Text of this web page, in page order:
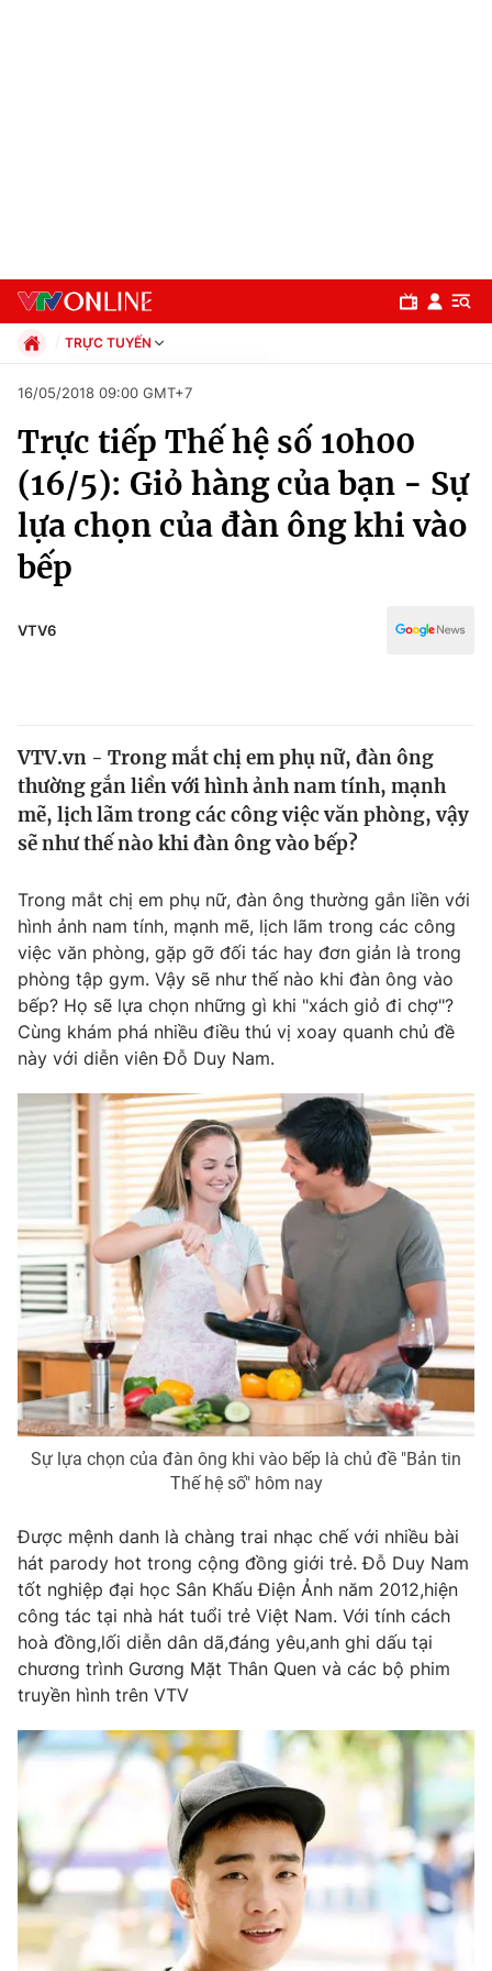
Chuyên mục
Chính trị
Xã hội
Pháp luật
Thế giới
Tin tức
Thế giới đó đây
Câu chuyện quốc tế
Kinh tế
Thị trường
Góc doanh nghiệp
Truyền hình
Phim VTV
Hậu trường
Khán giả
Giải sao mai
Giải trí
Điện ảnh
Âm nhạc
Đời sống
Du lịch
Làm đẹp
Chất lượng cuộc sống
Giáo dục
Tuyển sinh
Học trực tuyến
Công nghệ
Hitech Công nghệ tương lai
Sản phẩm
Thị trường
Tư vấn
Giao lưu trực tuyến
Lịch phát sóng
Chuyên mục khác
Emagazine Podcast
Video Shorts video
VTV Money VTV Thể thao
VTV Sức khoẻ
Thị trường 24h Tấm lòng Việt
VTV4 Vươn mình bằng AI
VTV9 VTV8
Liên hệ tòa soạn English
TRỰC TUYẾN
Xã hội
Pháp luật
Thể thao
Truyền hình
Văn hóa - Giải trí
16/05/2018 09:00 GMT+7
Trực tiếp Thế hệ số 10h00
(16/5): Giỏ hàng của bạn - Sự
lựa chọn của đàn ông khi vào
bếp
VTV6
VTV.vn - Trong mắt chị em phụ nữ, đàn ông
thường gắn liền với hình ảnh nam tính, mạnh
mẽ, lịch lãm trong các công việc văn phòng, vậy
sẽ như thế nào khi đàn ông vào bếp?
Trong mắt chị em phụ nữ, đàn ông thường gắn liền với
hình ảnh nam tính, mạnh mẽ, lịch lãm trong các công
việc văn phòng, gặp gỡ đối tác hay đơn giản là trong
phòng tập gym. Vậy sẽ như thế nào khi đàn ông vào
bếp? Họ sẽ lựa chọn những gì khi "xách giỏ đi chợ"?
Cùng khám phá nhiều điều thú vị xoay quanh chủ đề
này với diễn viên Đỗ Duy Nam.
Sự lựa chọn của đàn ông khi vào bếp là chủ đề "Bản tin
Thế hệ số" hôm nay
Được mệnh danh là chàng trai nhạc chế với nhiều bài
hát parody hot trong cộng đồng giới trẻ. Đỗ Duy Nam
tốt nghiệp đại học Sân Khấu Điện Ảnh năm 2012,hiện
công tác tại nhà hát tuổi trẻ Việt Nam. Với tính cách
hoà đồng,lối diễn dân dã,đáng yêu,anh ghi dấu tại
chương trình Gương Mặt Thân Quen và các bộ phim
truyền hình trên VTV